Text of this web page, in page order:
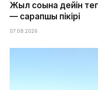
Жыл соңына дейін
— сарапшы пікірі
07.08.2026